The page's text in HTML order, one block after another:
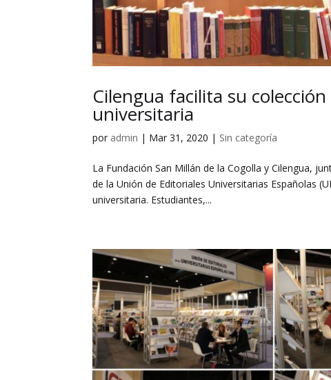
Cilengua facilita su
universitaria
por admin | Mar 31, 2020 | Sin categoría
La Fundación San Millán de la Cogolla y Cilengua,
de la Unión de Editoriales Universitarias Españolas
universitaria. Estudiantes,...